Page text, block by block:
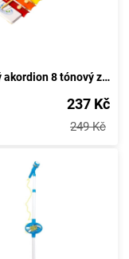
Dřevěný akordion 8 tónový zvířecí motiv - kachnička
237 Kč
249 Kč